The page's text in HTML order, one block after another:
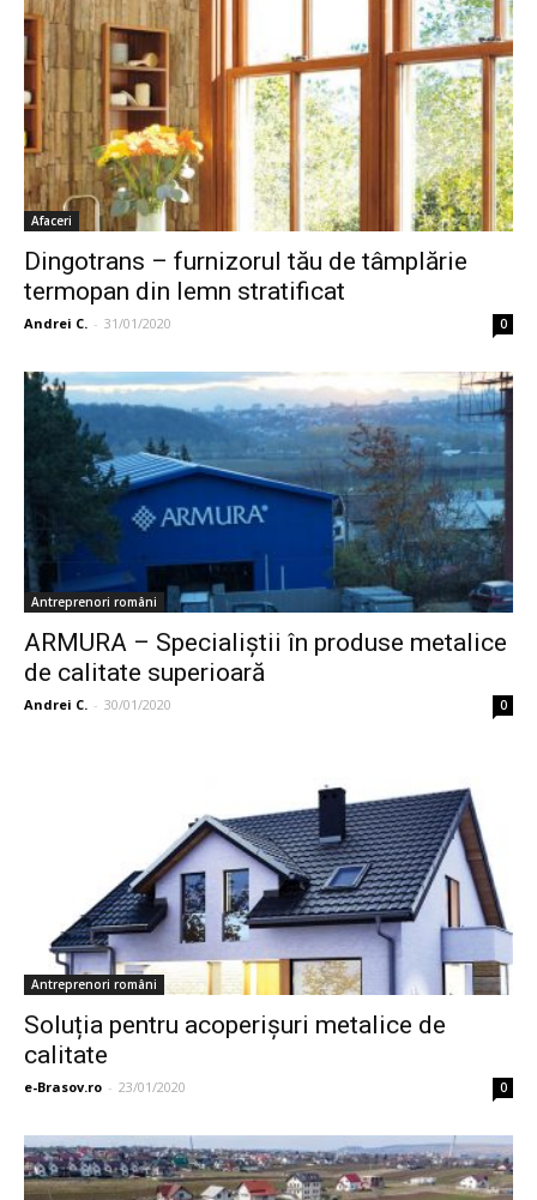
Afaceri
Dingotrans – furnizorul tău de tâmplărie
termopan din lemn stratificat
Andrei C. - 31/01/2020 0
Antreprenori români
ARMURA – Specialiștii în produse metalice
de calitate superioară
Andrei C. - 30/01/2020 0
Antreprenori români
Soluția pentru acoperișuri metalice de
calitate
e-Brasov.ro - 23/01/2020 0